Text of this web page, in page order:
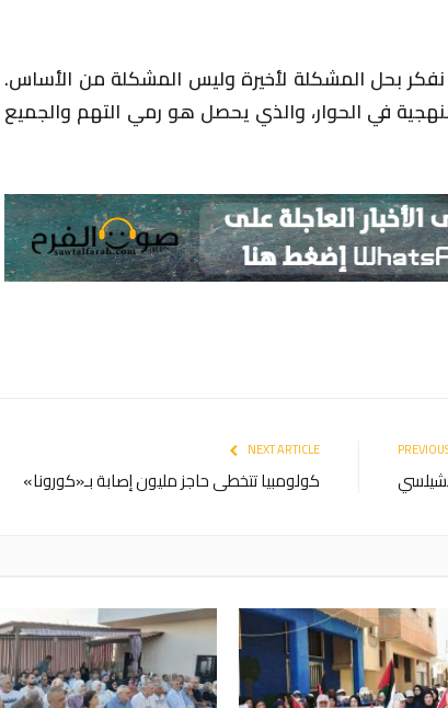
نفكر بحل المشكلة لأخيرة وليس المشكلة من الأساس.
في الحوار، والذي يحصل هو رمي التهم والجميع
NEXT ARTICLE
كولومبيا تتخطى حاجز مليون إصابة بـ«كورونا»